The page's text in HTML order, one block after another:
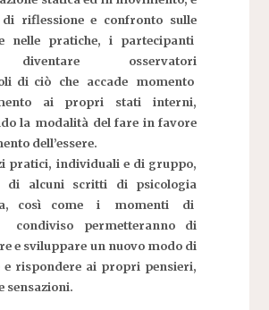
riflessione e confronto sulle
nelle pratiche, i partecipanti
diventare osservatori
di ciò che accade momento
ai propri stati interni,
la modalità del fare in favore
dell’essere.
pratici, individuali e di gruppo,
di alcuni scritti di psicologia
così come i momenti di
condiviso permetteranno di
e sviluppare un nuovo modo di
e rispondere ai propri pensieri,
sensazioni.